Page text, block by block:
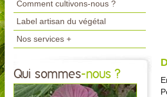
Comment cultivons-nous ?
Label artisan du végétal
Nos services +
Qui sommes-nous ?